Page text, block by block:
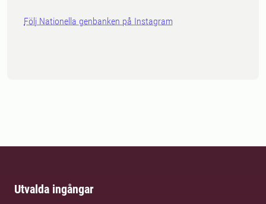
Följ Nationella genbanken på Instagram
Utvalda ingångar